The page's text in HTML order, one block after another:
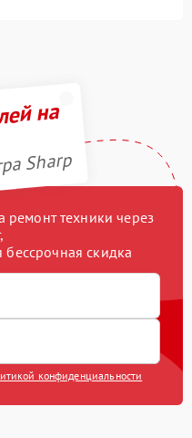
на
Sharp
техники через
бессрочная скидка
конфиденциальности